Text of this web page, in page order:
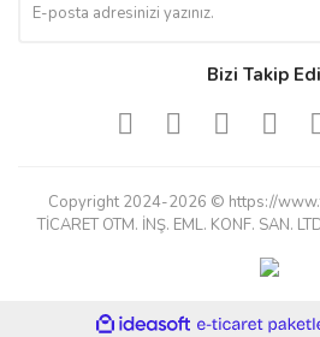
Bizi Takip
Copyright 2024-2026 © https://
TİCARET OTM. İNŞ. EML. KONF. SAN.
ideasoft